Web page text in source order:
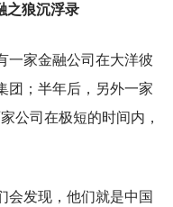
之狼沉浮录
一家金融公司在大洋彼
团；半年后，另外一家
公司在极短的时间内，
会发现，他们就是中国